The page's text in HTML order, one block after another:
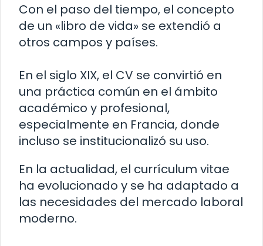
Con el paso del tiempo, el concepto
de un «libro de vida» se extendió a
otros campos y países.
En el siglo XIX, el CV se convirtió en
una práctica común en el ámbito
académico y profesional,
especialmente en Francia, donde
incluso se institucionalizó su uso.
En la actualidad, el currículum vitae
ha evolucionado y se ha adaptado a
las necesidades del mercado laboral
moderno.